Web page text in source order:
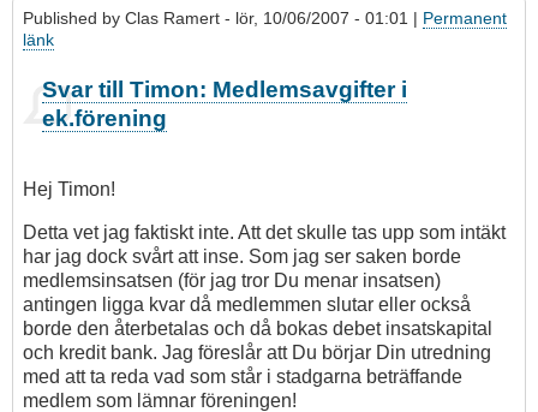
Published by Clas Ramert - lör, 10/06/2007 - 01:01 | Permanent
länk
Svar till Timon: Medlemsavgifter i
ek.förening
Hej Timon!
Detta vet jag faktiskt inte. Att det skulle tas upp som intäkt
har jag dock svårt att inse. Som jag ser saken borde
medlemsinsatsen (för jag tror Du menar insatsen)
antingen ligga kvar då medlemmen slutar eller också
borde den återbetalas och då bokas debet insatskapital
och kredit bank. Jag föreslår att Du börjar Din utredning
med att ta reda vad som står i stadgarna beträffande
medlem som lämnar föreningen!